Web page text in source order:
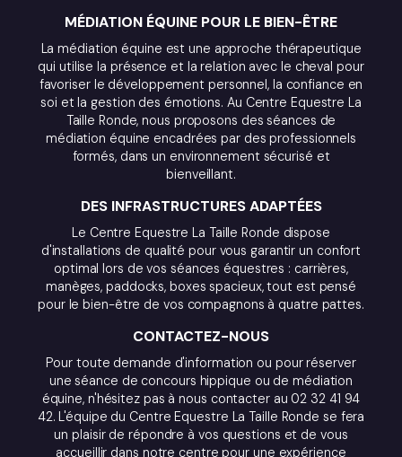
MÉDIATION ÉQUINE POUR LE BIEN-ÊTRE
La médiation équine est une approche thérapeutique
qui utilise la présence et la relation avec le cheval pour
favoriser le développement personnel, la confiance en
soi et la gestion des émotions. Au Centre Equestre La
Taille Ronde, nous proposons des séances de
médiation équine encadrées par des professionnels
formés, dans un environnement sécurisé et
bienveillant.
DES INFRASTRUCTURES ADAPTÉES
Le Centre Equestre La Taille Ronde dispose
d'installations de qualité pour vous garantir un confort
optimal lors de vos séances équestres : carrières,
manèges, paddocks, boxes spacieux, tout est pensé
pour le bien-être de vos compagnons à quatre pattes.
CONTACTEZ-NOUS
Pour toute demande d'information ou pour réserver
une séance de concours hippique ou de médiation
équine, n'hésitez pas à nous contacter au 02 32 41 94
42. L'équipe du Centre Equestre La Taille Ronde se fera
un plaisir de répondre à vos questions et de vous
accueillir dans notre centre pour une expérience